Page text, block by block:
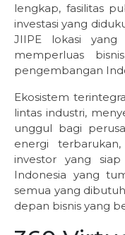
lengkap, fasilitas
investasi yang
JIIPE lokasi
memperluas
pengembangan
Ekosistem
lintas industri,
unggul bagi
energi
investor yang
Indonesia yang
semua yang
depan bisnis yang